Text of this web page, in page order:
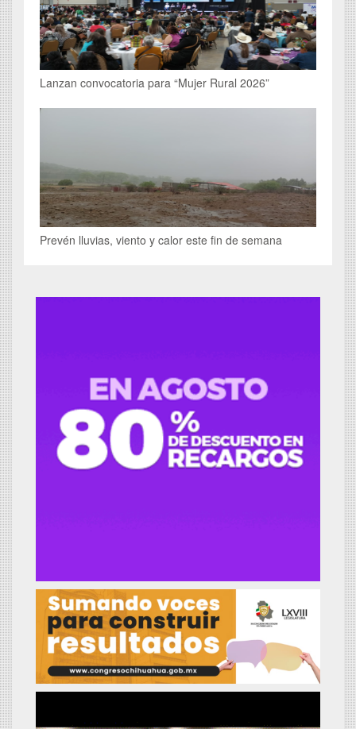
Lanzan convocatoria para “Mujer Rural 2026”
Prevén lluvias, viento y calor este fin de semana